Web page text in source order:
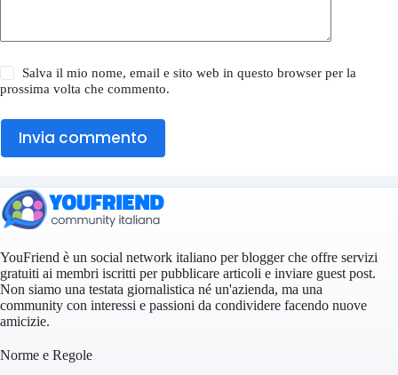
Salva il mio nome, email e sito web in questo browser per la
prossima volta che commento.
Invia commento
YouFriend è un social network italiano per blogger che offre servizi
gratuiti ai membri iscritti per pubblicare articoli e inviare guest post.
Non siamo una testata giornalistica né un'azienda, ma una
community con interessi e passioni da condividere facendo nuove
amicizie.
Norme e Regole